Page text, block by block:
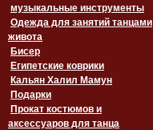
музыкальные инструменты
Одежда для занятий танцами
живота
Бисер
Египетские коврики
Кальян Халил Мамун
Подарки
Прокат костюмов и
аксессуаров для танца